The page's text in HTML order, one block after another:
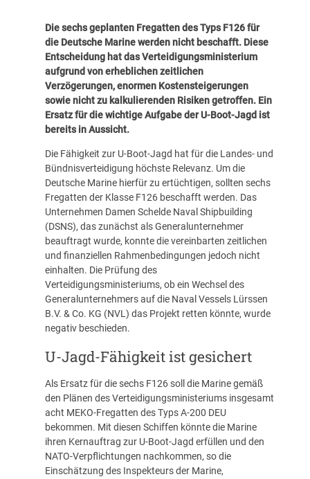
Die sechs geplanten Fregatten des Typs F126 für
die Deutsche Marine werden nicht beschafft. Diese
Entscheidung hat das Verteidigungsministerium
aufgrund von erheblichen zeitlichen
Verzögerungen, enormen Kostensteigerungen
sowie nicht zu kalkulierenden Risiken getroffen. Ein
Ersatz für die wichtige Aufgabe der U-Boot-Jagd ist
bereits in Aussicht.
Die Fähigkeit zur U-Boot-Jagd hat für die Landes- und
Bündnisverteidigung höchste Relevanz. Um die
Deutsche Marine hierfür zu ertüchtigen, sollten sechs
Fregatten der Klasse F126 beschafft werden. Das
Unternehmen Damen Schelde Naval Shipbuilding
(DSNS), das zunächst als Generalunternehmer
beauftragt wurde, konnte die vereinbarten zeitlichen
und finanziellen Rahmenbedingungen jedoch nicht
einhalten. Die Prüfung des
Verteidigungsministeriums, ob ein Wechsel des
Generalunternehmers auf die Naval Vessels Lürssen
B.V. & Co. KG (NVL) das Projekt retten könnte, wurde
negativ beschieden.
U-Jagd-Fähigkeit ist gesichert
Als Ersatz für die sechs F126 soll die Marine gemäß
den Plänen des Verteidigungsministeriums insgesamt
acht MEKO-Fregatten des Typs A-200 DEU
bekommen. Mit diesen Schiffen könnte die Marine
ihren Kernauftrag zur U-Boot-Jagd erfüllen und den
NATO-Verpflichtungen nachkommen, so die
Einschätzung des Inspekteurs der Marine,